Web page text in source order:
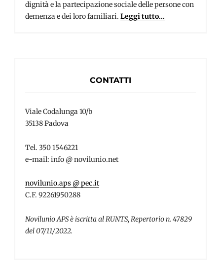
dignità e la partecipazione sociale delle persone con
demenza e dei loro familiari. Leggi tutto...
CONTATTI
Viale Codalunga 10/b
35138 Padova
Tel. 350 1546221
e-mail: info @ novilunio.net
novilunio.aps @ pec.it
C.F. 92261950288
Novilunio APS è iscritta al RUNTS, Repertorio n. 47829
del 07/11/2022.